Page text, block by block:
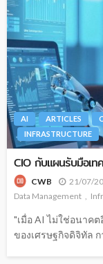
AI ARTICLES
INFRASTRUCTURE
CIO กับแผนรับมือเท
CWB 21/07/
Data Management
"เมื่อ AI ไม่ใช่อนาค
ของเศรษฐกิจดิจิทัล